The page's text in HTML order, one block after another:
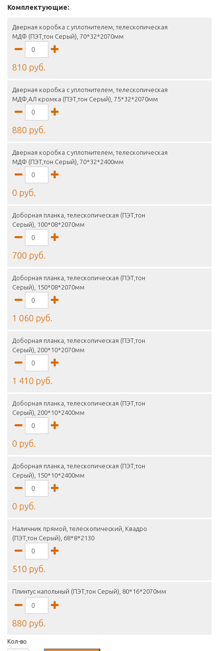
Комплектующие:
Дверная коробка с уплотнителем, телескопическая
МДФ (ПЭТ,тон Серый), 70*32*2070мм
810 руб.
Дверная коробка с уплотнителем, телескопическая
МДФ,АЛ кромка (ПЭТ,тон Серый), 75*32*2070мм
880 руб.
Дверная коробка с уплотнителем, телескопическая
МДФ (ПЭТ,тон Серый), 70*32*2400мм
0 руб.
Доборная планка, телескопическая (ПЭТ,тон
Серый), 100*08*2070мм
700 руб.
Доборная планка, телескопическая (ПЭТ,тон
Серый), 150*08*2070мм
1 060 руб.
Доборная планка, телескопическая (ПЭТ,тон
Серый), 200*10*2070мм
1 410 руб.
Доборная планка, телескопическая (ПЭТ,тон
Серый), 200*10*2400мм
0 руб.
Доборная планка, телескопическая (ПЭТ,тон
Серый), 150*10*2400мм
0 руб.
Наличник прямой, телескопический, Квадро
(ПЭТ,тон Серый), 68*8*2130
510 руб.
Плинтус напольный (ПЭТ,тон Серый), 80*16*2070мм
880 руб.
Кол-во